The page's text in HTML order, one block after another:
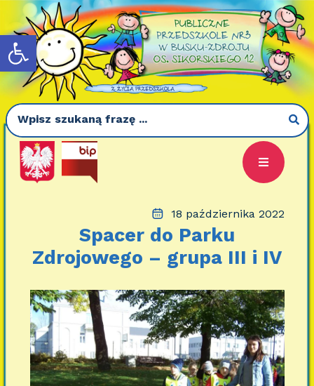
Otwórz pasek narzędzi
18 października 2022
Spacer do Parku
Zdrojowego – grupa III i IV